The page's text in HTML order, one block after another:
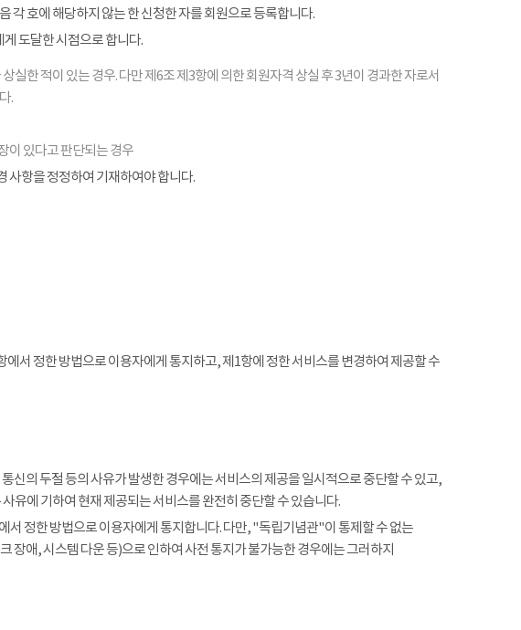
각 호에 해당하지 않는 한 신청한 자를 회원으로 등록합니다.
도달한 시점으로 합니다.
실한 적이 있는 경우. 다만 제6조 제3항에 의한 회원자격 상실 후 3년이 경과한 자로서
.
이 있다고 판단되는 경우
사항을 정정하여 기재하여야 합니다.
서 정한 방법으로 이용자에게 통지하고, 제1항에 정한 서비스를 변경하여 제공할 수
신의 두절 등의 사유가 발생한 경우에는 서비스의 제공을 일시적으로 중단할 수 있고,
유에 기하여 현재 제공되는 서비스를 완전히 중단할 수 있습니다.
정한 방법으로 이용자에게 통지합니다. 다만, "독립기념관"이 통제할 수 없는
장애, 시스템 다운 등)으로 인하여 사전 통지가 불가능한 경우에는 그러하지